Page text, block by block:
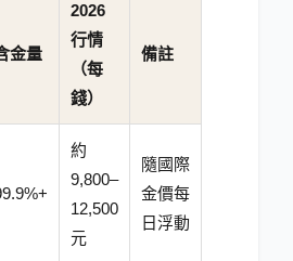
金量
2026
行情
（每
錢）
備註
約
9,800–
12,500
元
隨國際
金價每
日浮動